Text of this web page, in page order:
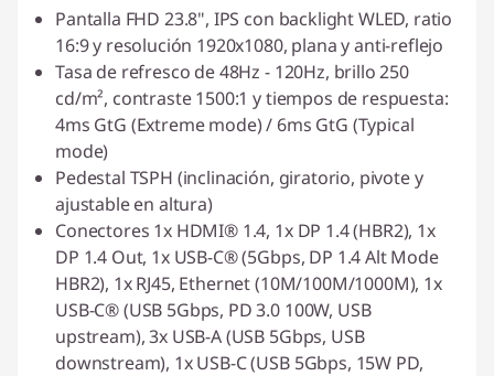
Ahorros instantáneos :-$150.000
Pantalla FHD 23.8", IPS con backlight WLED, ratio
16:9 y resolución 1920x1080, plana y anti-reflejo
Tasa de refresco de 48Hz - 120Hz, brillo 250
cd/m², contraste 1500:1 y tiempos de respuesta:
4ms GtG (Extreme mode) / 6ms GtG (Typical
mode)
Pedestal TSPH (inclinación, giratorio, pivote y
ajustable en altura)
Conectores 1x HDMI® 1.4, 1x DP 1.4 (HBR2), 1x
DP 1.4 Out, 1x USB-C® (5Gbps, DP 1.4 Alt Mode
HBR2), 1x RJ45, Ethernet (10M/100M/1000M), 1x
USB-C® (USB 5Gbps, PD 3.0 100W, USB
upstream), 3x USB-A (USB 5Gbps, USB
downstream), 1x USB-C (USB 5Gbps, 15W PD,